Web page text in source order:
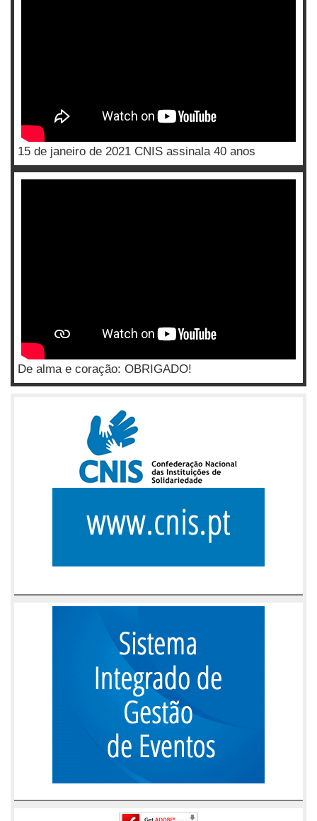
15 de janeiro de 2021 CNIS assinala 40 anos
De alma e coração: OBRIGADO!